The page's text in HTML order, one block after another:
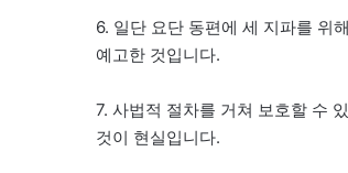
6. 일단 요단 동편에 세 지파를 위
예고한 것입니다.
7. 사법적 절차를 거쳐 보호할 수
것이 현실입니다.